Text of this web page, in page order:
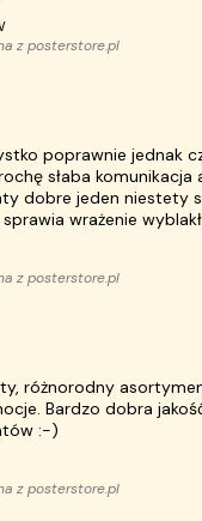
zposterstore.pl
poprawnie jednak
słaba
dobre jeden niestety
sprawia wrażenie
zposterstore.pl
różnorodny
Bardzo dobra
:-)
zposterstore.pl